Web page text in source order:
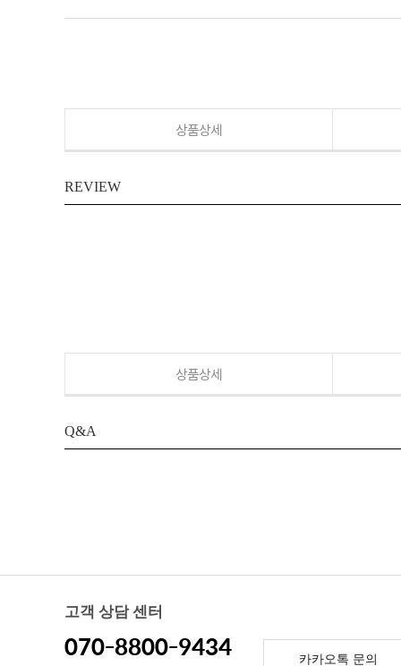
상품상세
REVIEW
상품상세
Q&A
고객 상담 센터
070-8800-9434 카카오톡 문의